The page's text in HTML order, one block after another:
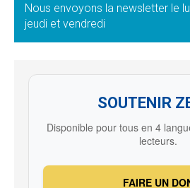
Nous envoyons la newsletter le
jeudi et vendredi
SOUTENIR
Disponible pour tous en 4
lecteurs.
FAIRE UN